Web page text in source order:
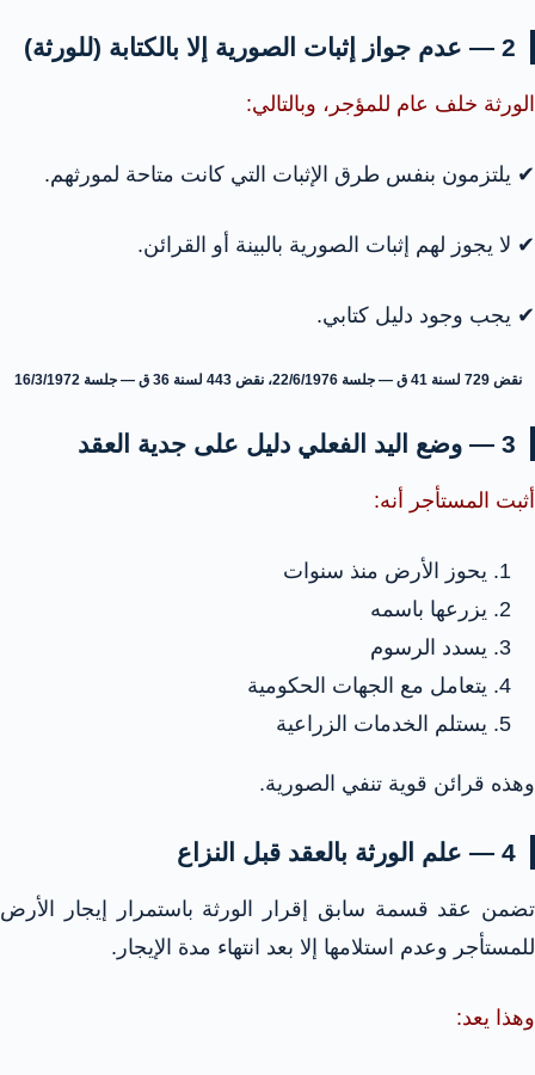
2 — عدم جواز إثبات الصورية إلا بالكتابة (للورثة)
الورثة خلف عام للمؤجر، وبالتالي:
✔ يلتزمون بنفس طرق الإثبات التي كانت متاحة لمورثهم.
✔ لا يجوز لهم إثبات الصورية بالبينة أو القرائن.
✔ يجب وجود دليل كتابي.
نقض 729 لسنة 41 ق — جلسة 22/6/1976، نقض 443 لسنة 36 ق — جلسة 16/3/1972
3 — وضع اليد الفعلي دليل على جدية العقد
أثبت المستأجر أنه:
يحوز الأرض منذ سنوات
يزرعها باسمه
يسدد الرسوم
يتعامل مع الجهات الحكومية
يستلم الخدمات الزراعية
وهذه قرائن قوية تنفي الصورية.
4 — علم الورثة بالعقد قبل النزاع
تضمن عقد قسمة سابق إقرار الورثة باستمرار إيجار الأرض
للمستأجر وعدم استلامها إلا بعد انتهاء مدة الإيجار.
وهذا يعد: